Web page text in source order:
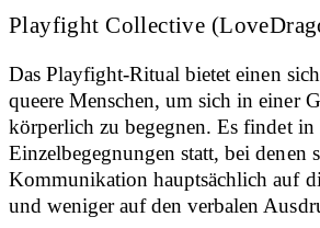
Playfight Collective
Das Playfight-Ritual bietet einen
queere Menschen, um sich in einer
körperlich zu begegnen. Es findet
Einzelbegegnungen statt, bei denen
Kommunikation hauptsächlich auf
und weniger auf den verbalen